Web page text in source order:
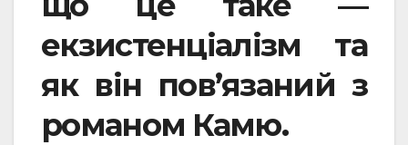
екзистенціалізм та
як він пов’язаний з
романом Камю.